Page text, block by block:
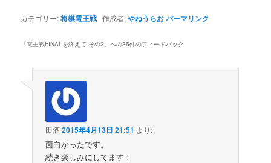
カテゴリー:将棋電王戦 作成者:やねうらおパーマリンク
「電王戦FINALを終えて その2 」への35件のフィードバック
田酒2015年4月13日 21:51 より:
面白かったです。
続き楽しみにしてます！